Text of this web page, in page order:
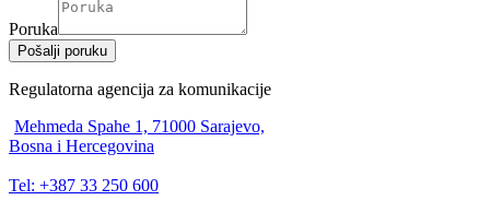
Poruka
Pošalji poruku
Regulatorna agencija za komunikacije
Mehmeda Spahe 1, 71000 Sarajevo,
Bosna i Hercegovina
Tel: +387 33 250 600